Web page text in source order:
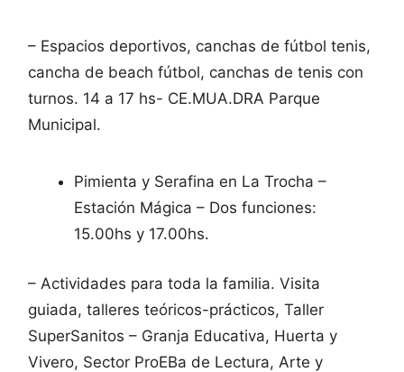
– Espacios deportivos, canchas de fútbol tenis,
cancha de beach fútbol, canchas de tenis con
turnos. 14 a 17 hs- CE.MUA.DRA Parque
Municipal.
Pimienta y Serafina en La Trocha –
Estación Mágica – Dos funciones:
15.00hs y 17.00hs.
– Actividades para toda la familia. Visita
guiada, talleres teóricos-prácticos, Taller
SuperSanitos – Granja Educativa, Huerta y
Vivero, Sector ProEBa de Lectura, Arte y